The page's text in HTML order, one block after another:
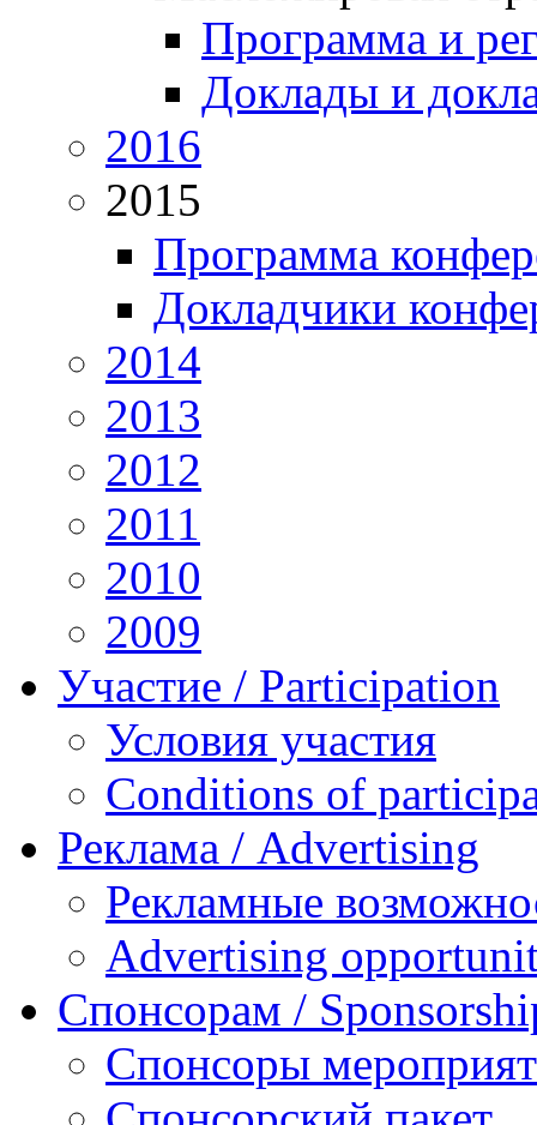
Программа и
Доклады и
2016
2015
Программа
Докладчики
2014
2013
2012
2011
2010
2009
Участие / Рarticipation
Условия участия
Conditions of
Реклама / Advertising
Рекламные
Advertising
Спонсорам /
Спонсоры